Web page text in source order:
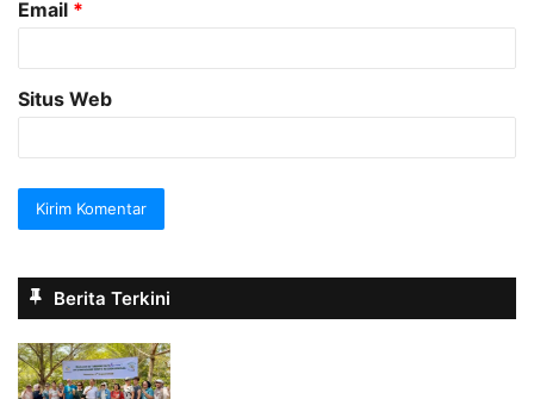
Email *
Situs Web
Berita Terkini